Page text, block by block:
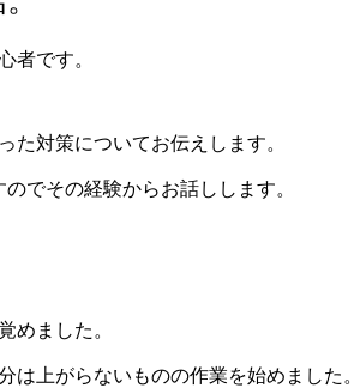
者です。
た対策についてお伝えします。
でその経験からお話しします。
めました。
は上がらないものの作業を始めました。